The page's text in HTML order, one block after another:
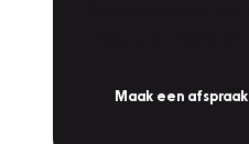
Maak een afspraak